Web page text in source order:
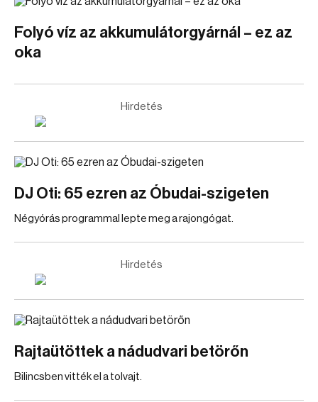
Folyó víz az akkumulátorgyárnál – ez az
oka
Hirdetés
DJ Oti: 65 ezren az Óbudai-szigeten
Négyórás programmal lepte meg a rajongógat.
Hirdetés
Rajtaütöttek a nádudvari betörőn
Bilincsben vitték el a tolvajt.